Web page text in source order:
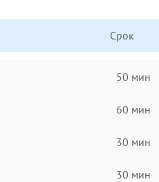
Срок
50 мин
60 мин
30 мин
30 мин